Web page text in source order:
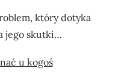
który dotyka
jego skutki…
u kogoś